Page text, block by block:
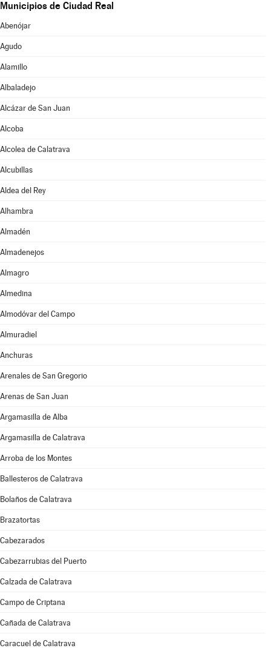
Municipios de Ciudad Real
Abenójar
Agudo
Alamillo
Albaladejo
Alcázar de San Juan
Alcoba
Alcolea de Calatrava
Alcubillas
Aldea del Rey
Alhambra
Almadén
Almadenejos
Almagro
Almedina
Almodóvar del Campo
Almuradiel
Anchuras
Arenales de San Gregorio
Arenas de San Juan
Argamasilla de Alba
Argamasilla de Calatrava
Arroba de los Montes
Ballesteros de Calatrava
Bolaños de Calatrava
Brazatortas
Cabezarados
Cabezarrubias del Puerto
Calzada de Calatrava
Campo de Criptana
Cañada de Calatrava
Caracuel de Calatrava